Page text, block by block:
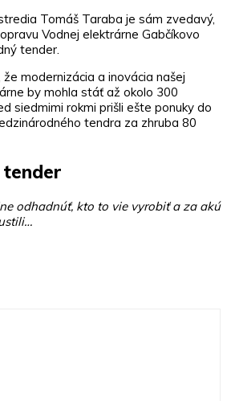
Tomáš Taraba je sám zvedavý,
Vodnej elektrárne Gabčíkovo
tender.
modernizácia a inovácia našej
by mohla stáť až okolo 300
siedmimi rokmi prišli ešte ponuky do
tendra za zhruba 80
odhadnúť, kto to vie vyrobiť a za akú